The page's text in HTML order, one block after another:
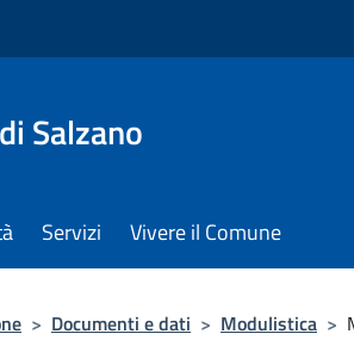
Salzano
Servizi Vivere il Comune
> Documenti e dati > Modulistica >